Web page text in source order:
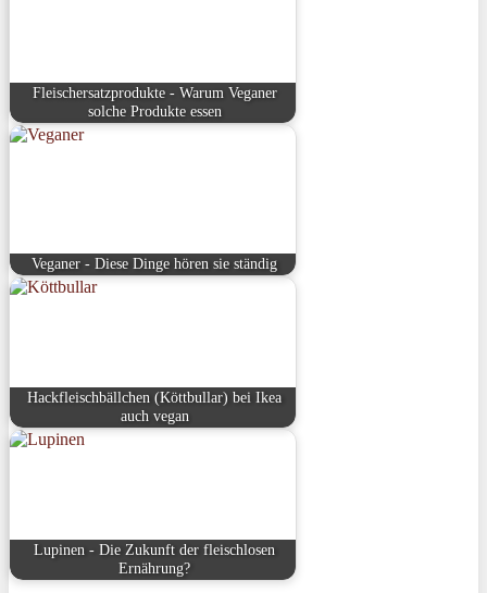
Fleischersatzprodukte - Warum Veganer
solche Produkte essen
Veganer - Diese Dinge hören sie ständig
Hackfleischbällchen (Köttbullar) bei Ikea
auch vegan
Lupinen - Die Zukunft der fleischlosen
Ernährung?